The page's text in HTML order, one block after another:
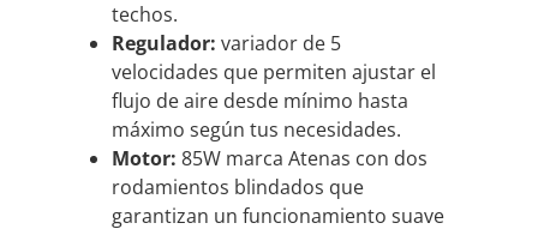
techos.
Regulador: variador de 5
velocidades que permiten ajustar el
flujo de aire desde mínimo hasta
máximo según tus necesidades.
Motor: 85W marca Atenas con dos
rodamientos blindados que
garantizan un funcionamiento suave